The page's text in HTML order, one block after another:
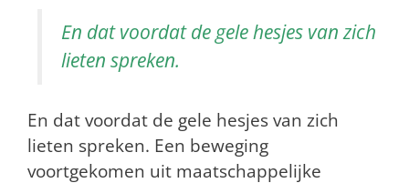
En dat voordat de gele hesjes van zich
lieten spreken.
En dat voordat de gele hesjes van zich
lieten spreken. Een beweging
voortgekomen uit maatschappelijke